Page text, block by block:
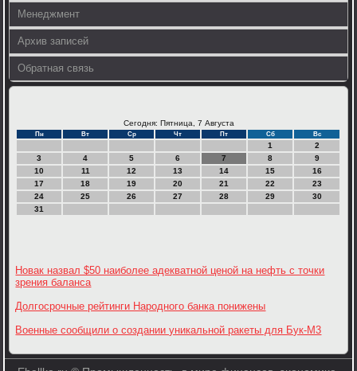
Менеджмент
Архив записей
Обратная связь
Сегодня: Пятница, 7 Августа
Пн Вт Ср Чт Пт Сб Вс
1
2
3
4 5 6 7 8
9
10
11 12 13 14 15
16
17
18 19 20 21 22
23
24
25 26 27 28 29
30
31
Новак назвал $50 наиболее адекватной ценой на нефть с точки
зрения баланса
Долгосрочные рейтинги Народного банка понижены
Военные сообщили о создании уникальной ракеты для Бук-М3